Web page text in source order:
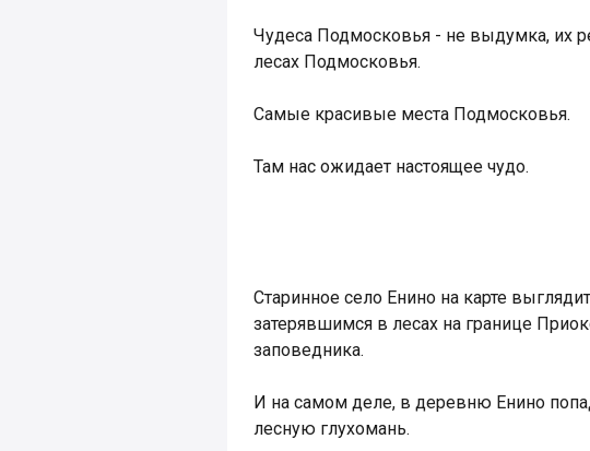
Чудеса Подмосковья - не выдумка, их
лесах Подмосковья.
Самые красивые места Подмосковья.
Там нас ожидает настоящее чудо.
Старинное село Енино на карте
затерявшимся в лесах на границе
заповедника.
И на самом деле, в деревню Енино
лесную глухомань.